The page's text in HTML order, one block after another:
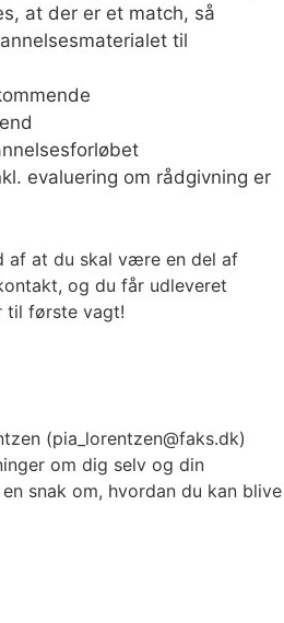
at der er et match, så
til
evaluering om rådgivning er
af at du skal være en del af
og du får udleveret
til første vagt!
(pia_lorentzen@faks.dk)
om dig selv og din
snak om, hvordan du kan blive